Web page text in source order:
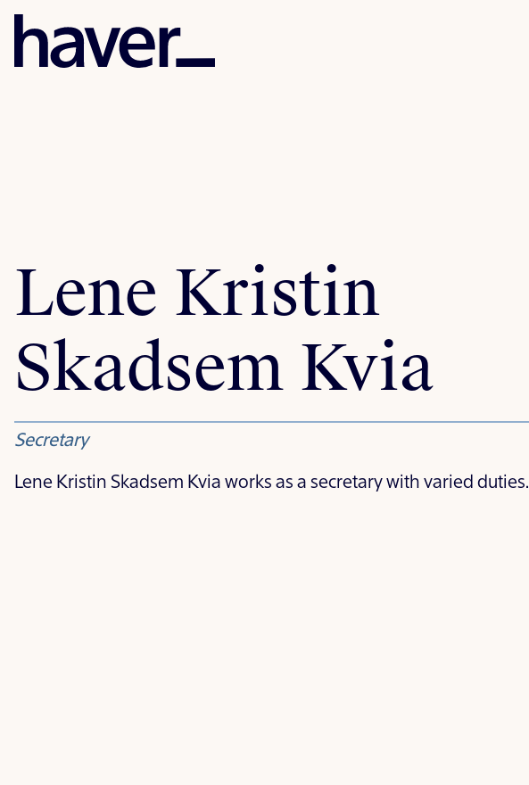
Lene Kristin
Skadsem Kvia
Secretary
Lene Kristin Skadsem Kvia works as a secretary with varied duties.